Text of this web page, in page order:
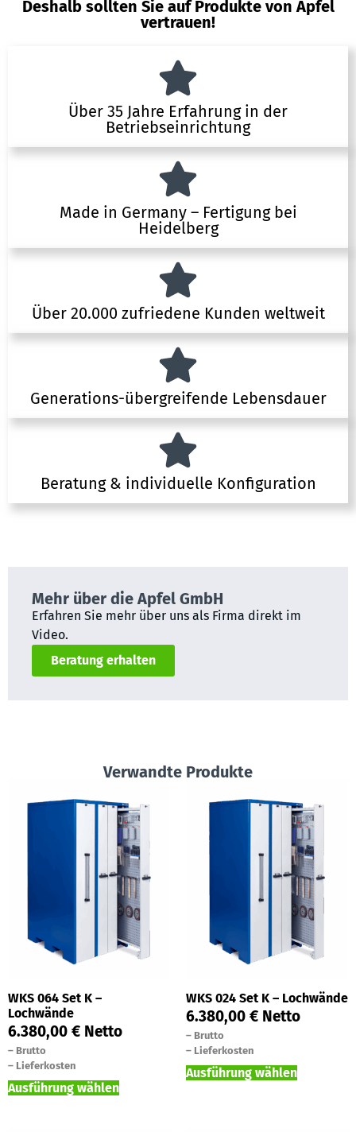
Deshalb sollten Sie auf Produkte von Apfel
vertrauen!
Über 35 Jahre Erfahrung in der
Betriebseinrichtung
Made in Germany – Fertigung bei
Heidelberg
Über 20.000 zufriedene Kunden weltweit
Generations-übergreifende Lebensdauer
Beratung & individuelle Konfiguration
Mehr über die Apfel GmbH
Erfahren Sie mehr über uns als Firma direkt im
Video.
Beratung erhalten
Verwandte Produkte
WKS 064 Set K –
Lochwände
6.380,00 € Netto
– Brutto
– Lieferkosten
Ausführung wählen
WKS 024 Set K – Lochwände
6.380,00 € Netto
– Brutto
– Lieferkosten
Ausführung wählen